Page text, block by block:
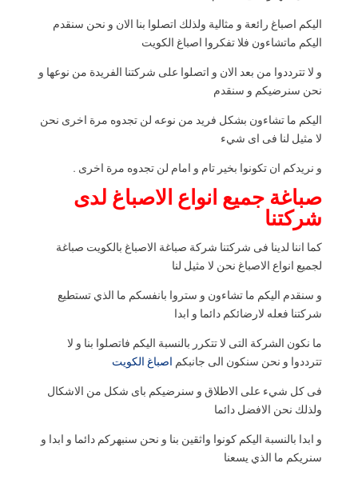
اليكم اصباغ رائعة و مثالية ولذلك اتصلوا بنا الان و نحن سنقدم
اليكم ماتشاءون فلا تفكروا اصباغ الكويت
و لا تترددوا من بعد الان و اتصلوا على شركتنا الفريدة من نوعها و
نحن سنرضيكم و سنقدم
اليكم ما تشاءون بشكل فريد من نوعه لن تجدوه مرة اخرى نحن
لا مثيل لنا فى اى شيء
و نريدكم ان تكونوا بخير تام و امام لن تجدوه مرة اخرى .
صباغة جميع انواع الاصباغ لدى
شركتنا
كما اننا لدينا فى شركتنا شركة صباغة الاصباغ بالكويت صباغة
لجميع انواع الاصباغ نحن لا مثيل لنا
و سنقدم اليكم ما تشاءون و ستروا بانفسكم ما الذي تستطيع
شركتنا فعله لارضائكم دائما و ابدا
ما نكون الشركة التى لا تتكرر بالنسبة اليكم فاتصلوا بنا و لا
تترددوا و نحن سنكون الى جانبكم اصباغ الكويت
فى كل شيء على الاطلاق و سنرضيكم باى شكل من الاشكال
ولذلك نحن الافضل دائما
و ابدا بالنسبة اليكم كونوا واثقين بنا و نحن سنبهركم دائما و ابدا و
سنريكم ما الذي يسعنا